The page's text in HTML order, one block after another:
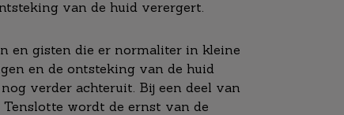
van de huid verergert.
en gisten die er normaliter in kleine
en de ontsteking van de huid
verder achteruit. Bij een deel van
wordt de ernst van de